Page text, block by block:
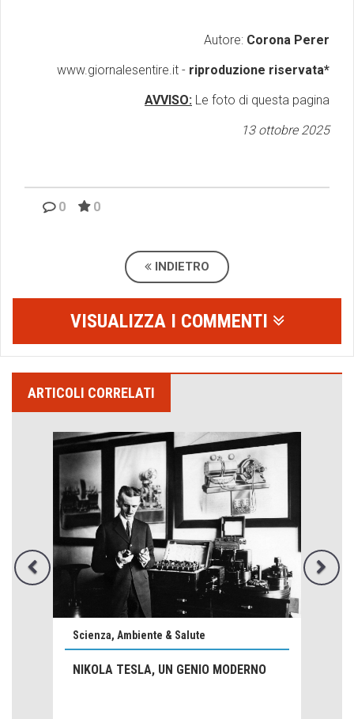
Autore: Corona Perer
www.giornalesentire.it - riproduzione riservata*
AVVISO: Le foto di questa pagina
13 ottobre 2025
0 0
INDIETRO
VISUALIZZA I COMMENTI
ARTICOLI CORRELATI
Scienza, Ambiente & Salute
NIKOLA TESLA, UN GENIO MODERNO
Come difendere la pelle dal sole